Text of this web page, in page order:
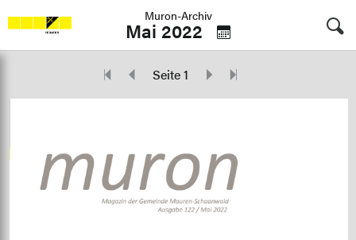
Muron-Archiv
Mai 2022
Seite 1